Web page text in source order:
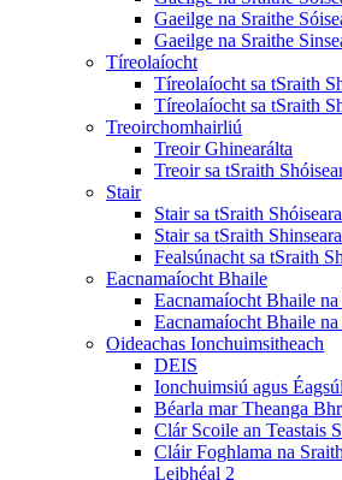
Gaeilge na Sraithe
Gaeilge na Sraithe
Tíreolaíocht
Tíreolaíocht sa tSraith
Tíreolaíocht sa tSraith
Treoirchomhairliú
Treoir Ghinearálta
Treoir sa tSraith
Stair
Stair sa tSraith
Stair sa tSraith
Fealsúnacht sa tSraith
Eacnamaíocht Bhaile
Eacnamaíocht Bhaile
Eacnamaíocht Bhaile
Oideachas Ionchuimsitheach
DEIS
Ionchuimsiú agus
Béarla mar Theanga
Clár Scoile an Teastais
Cláir Foghlama na
Leibhéal 2